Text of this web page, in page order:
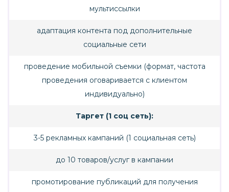
мультиссылки
адаптация контента под дополнительные
социальные сети
проведение мобильной съемки (формат, частота
проведения оговаривается с клиентом
индивидуально)
Таргет (1 соц сеть):
3-5 рекламных кампаний (1 социальная сеть)
до 10 товаров/услуг в кампании
промотирование публикаций для получения